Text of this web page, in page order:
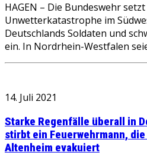
HAGEN – Die Bundeswehr
Unwetterkatastrophe im
Deutschlands Soldaten und
ein. In Nordrhein-Westfalen
14. Juli 2021
Starke Regenfälle überall in
stirbt ein Feuerwehrmann,
Altenheim evakuiert